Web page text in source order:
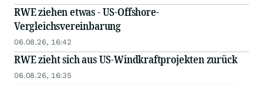
RWE ziehen etwas - US-Offshore-
Vergleichsvereinbarung
06.08.26, 16:42
RWE zieht sich aus US-Windkraftprojekten zurück
06.08.26, 16:35